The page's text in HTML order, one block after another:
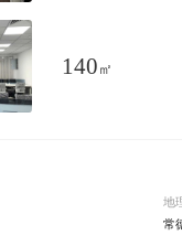
140 ㎡
地
常